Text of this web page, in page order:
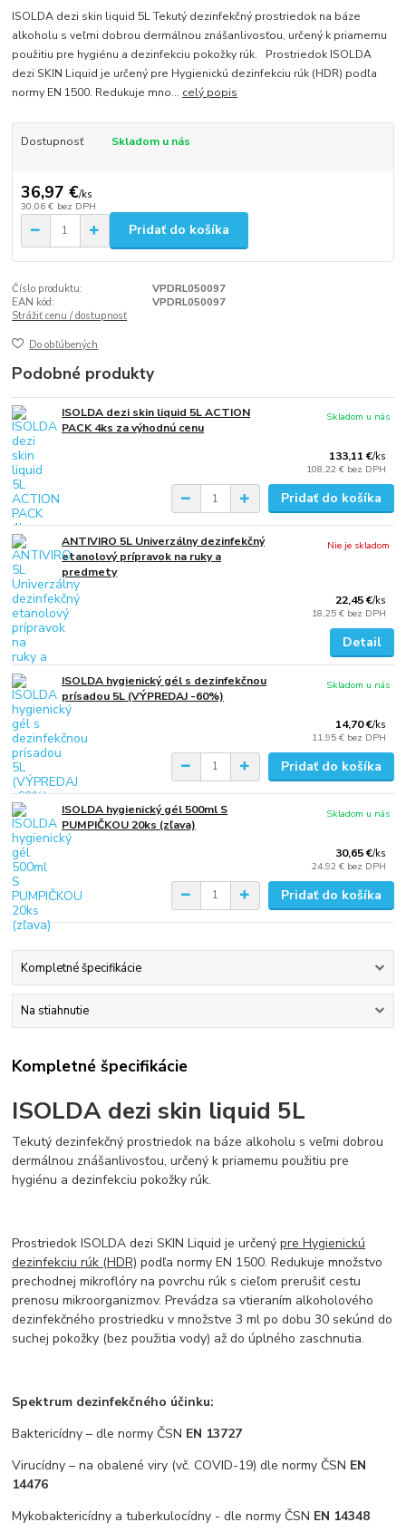
ISOLDA dezi skin liquid 5L Tekutý dezinfekčný prostriedok na báze
alkoholu s veľmi dobrou dermálnou znášanlivosťou, určený k priamemu
použitiu pre hygiénu a dezinfekciu pokožky rúk. Prostriedok ISOLDA
dezi SKIN Liquid je určený pre Hygienickú dezinfekciu rúk (HDR) podľa
normy EN 1500. Redukuje mno... celý popis
Dostupnosť Skladom u nás
36,97 €/ks
30,06 € bez DPH
Pridať do košíka
Číslo produktu:
VPDRL050097
EAN kód:
VPDRL050097
Strážiť cenu / dostupnosť
Do obľúbených
Podobné produkty
ISOLDA dezi skin liquid 5L ACTION
PACK 4ks za výhodnú cenu
133,11 €/ks
108,22 € bez DPH
Skladom u nás
Pridať do košíka
ANTIVIRO 5L Univerzálny dezinfekčný
etanolový prípravok na ruky a
predmety
22,45 €/ks
18,25 € bez DPH
Nie je skladom
Detail
ISOLDA hygienický gél s dezinfekčnou
prísadou 5L (VÝPREDAJ -60%)
14,70 €/ks
11,95 € bez DPH
Skladom u nás
Pridať do košíka
ISOLDA hygienický gél 500ml S
PUMPIČKOU 20ks (zľava)
30,65 €/ks
24,92 € bez DPH
Skladom u nás
Pridať do košíka
Kompletné špecifikácie
Na stiahnutie
Kompletné špecifikácie
ISOLDA dezi skin liquid 5L
Tekutý dezinfekčný prostriedok na báze alkoholu s veľmi dobrou
dermálnou znášanlivosťou, určený k priamemu použitiu pre
hygiénu a dezinfekciu pokožky rúk.
Prostriedok ISOLDA dezi SKIN Liquid je určenýpre Hygienickú
dezinfekciu rúk (HDR) podľa normy EN 1500. Redukuje množstvo
prechodnej mikroflóry na povrchu rúk s cieľom prerušiť cestu
prenosu mikroorganizmov. Prevádza sa vtieraním alkoholového
dezinfekčného prostriedku v množstve 3 ml po dobu 30 sekúnd do
suchej pokožky (bez použitia vody) až do úplného zaschnutia.
Spektrum dezinfekčného účinku:
Baktericídny – dle normy ČSN EN 13727
Virucídny – na obalené viry ​(vč. COVID-19) dle normy ČSN EN
14476
Mykobaktericídny a tuberkulocídny - dle normy ČSN EN 14348